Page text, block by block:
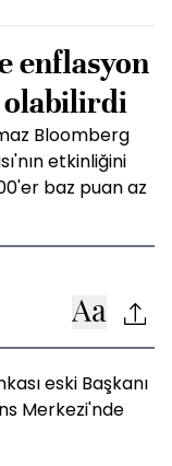
enflasyon
olabilirdi
Bloomberg
etkinliğini
baz puan az
eski Başkanı
Merkezi'nde